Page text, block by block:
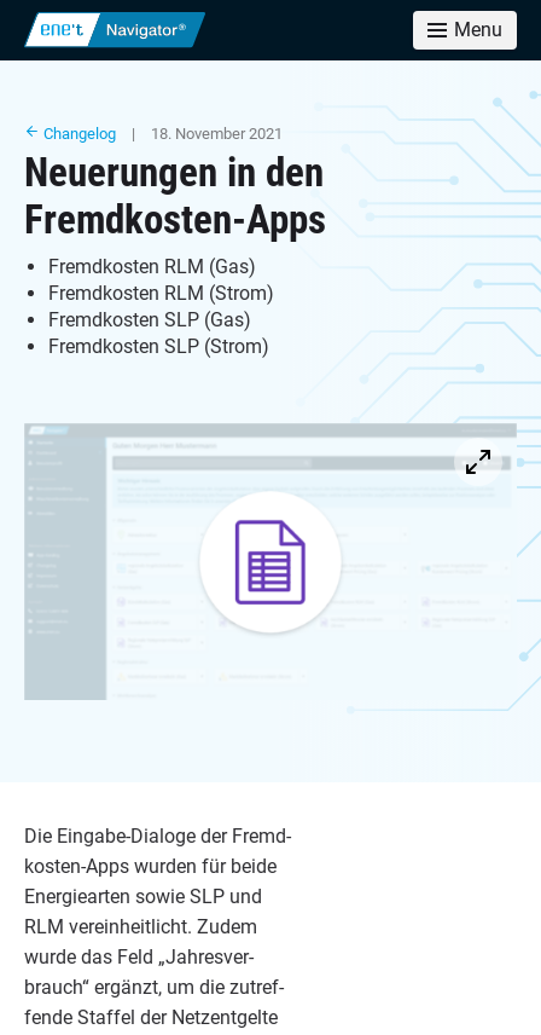
Menu
Changelog | 18. November 2021
Neuerungen in den
Fremdkosten-Apps
Fremdkosten RLM (Gas)
Fremdkosten RLM (Strom)
Fremdkosten SLP (Gas)
Fremdkosten SLP (Strom)
Die Ein­ga­be-Dia­lo­ge der Fremd­
kos­ten-Apps wur­den für bei­de
Ener­gie­ar­ten sowie SLP und
RLM ver­ein­heit­licht. Zudem
wur­de das Feld „Jah­res­ver­
brauch“ ergänzt, um die zutref­
fen­de Staf­fel der Netz­ent­gel­te